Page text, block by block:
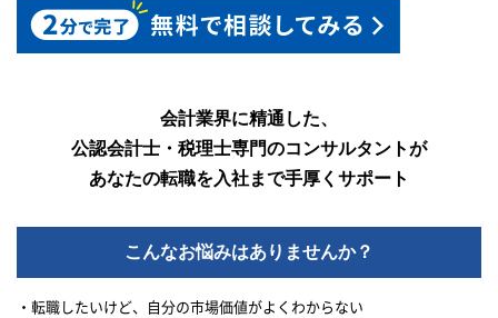
会計業界に精通した、
公認会計士・税理士専門のコンサルタントが
あなたの転職を入社まで手厚くサポート
こんなお悩みはありませんか？
・転職したいけど、自分の市場価値がよくわからない